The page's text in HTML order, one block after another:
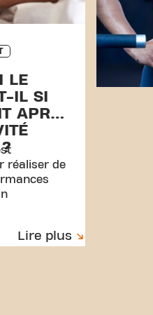
LE
IL SI
APRÈS
réaliser de
Lire plus